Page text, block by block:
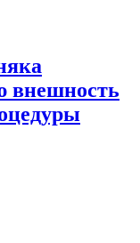
внешность